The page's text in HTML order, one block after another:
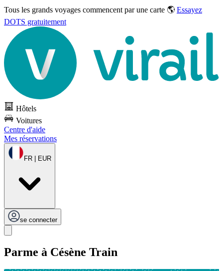
Tous les grands voyages commencent par une carte 🌎 Essayez
DOTS gratuitement
Hôtels
Voitures
Centre d'aide
Mes réservations
FR | EUR
se connecter
Parme à Césène Train